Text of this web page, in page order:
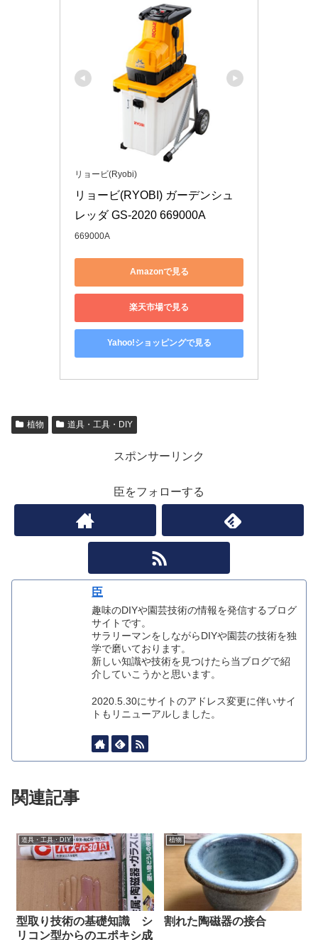
リョービ(Ryobi)
リョービ(RYOBI) ガーデンシュ
レッダ GS-2020 669000A
669000A
Amazonで見る
楽天市場で見る
Yahoo!ショッピングで見る
植物 道具・工具・DIY
スポンサーリンク
臣をフォローする
臣
趣味のDIYや園芸技術の情報を発信するブログ
サイトです。
サラリーマンをしながらDIYや園芸の技術を独
学で磨いております。
新しい知識や技術を見つけたら当ブログで紹
介していこうかと思います。
2020.5.30にサイトのアドレス変更に伴いサイ
トもリニューアルしました。
関連記事
道具・工具・DIY
型取り技術の基礎知識 シ
リコン型からのエポキシ成
植物
割れた陶磁器の接合